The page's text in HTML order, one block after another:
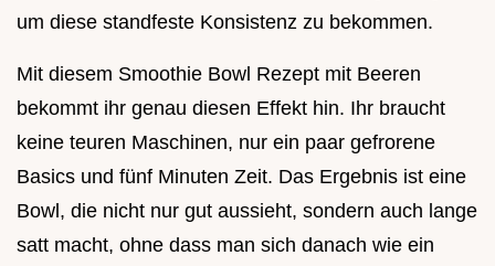
um diese standfeste Konsistenz zu bekommen.
Mit diesem Smoothie Bowl Rezept mit Beeren
bekommt ihr genau diesen Effekt hin. Ihr braucht
keine teuren Maschinen, nur ein paar gefrorene
Basics und fünf Minuten Zeit. Das Ergebnis ist eine
Bowl, die nicht nur gut aussieht, sondern auch lange
satt macht, ohne dass man sich danach wie ein